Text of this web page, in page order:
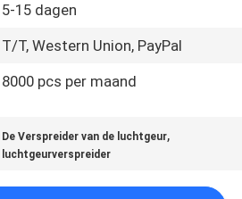
5-15 dagen
T/T, Western Union, PayPal
8000 pcs per maand
De Verspreider van de luchtgeur,
luchtgeurverspreider